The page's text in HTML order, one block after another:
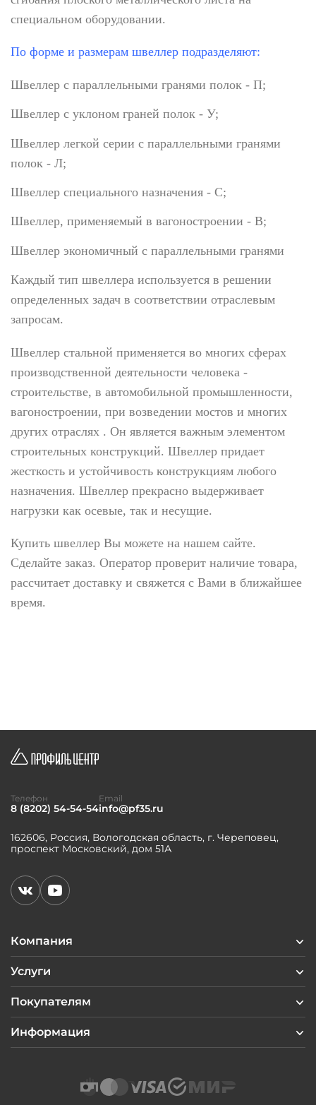
специальном оборудовании.
По форме и размерам швеллер подразделяют:
Швеллер с параллельными гранями полок - П;
Швеллер с уклоном граней полок - У;
Швеллер легкой серии с параллельными гранями
полок - Л;
Швеллер специального назначения - С;
Швеллер, применяемый в вагоностроении - В;
Швеллер экономичный с параллельными гранями
Каждый тип швеллера используется в решении
определенных задач в соответствии отраслевым
запросам.
Швеллер стальной применяется во многих сферах
производственной деятельности человека -
строительстве, в автомобильной промышленности,
вагоностроении, при возведении мостов и многих
других отраслях . Он является важным элементом
строительных конструкций. Швеллер придает
жесткость и устойчивость конструкциям любого
назначения. Швеллер прекрасно выдерживает
нагрузки как осевые, так и несущие.
Купить швеллер Вы можете на нашем сайте.
Сделайте заказ. Оператор проверит наличие товара,
рассчитает доставку и свяжется с Вами в ближайшее
время.
Компания
Услуги
Покупателям
Информация
162606, Россия, Вологодская область, г. Череповец,
проспект Московский, дом 51А
Телефон
8 (8202) 54-54-54
Email
info@pf35.ru